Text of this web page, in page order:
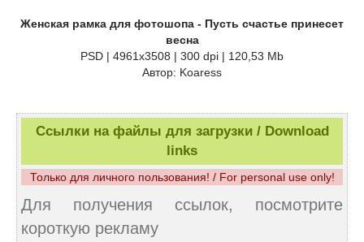
Женская рамка для фотошопа - Пусть счастье принесет
весна
PSD | 4961x3508 | 300 dpi | 120,53 Mb
Автор: Koaress
Ссылки на файлы для загрузки / Download
links
Только для личного пользования! / For personal use only!
Для получения ссылок, посмотрите
короткую рекламу